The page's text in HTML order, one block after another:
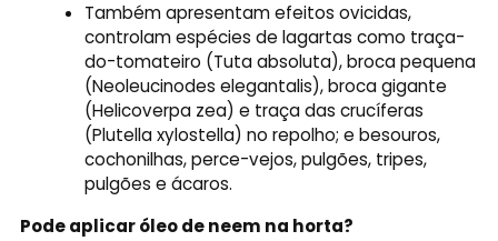
Também apresentam efeitos ovicidas,
controlam espécies de lagartas como traça-
do-tomateiro (Tuta absoluta), broca pequena
(Neoleucinodes elegantalis), broca gigante
(Helicoverpa zea) e traça das crucíferas
(Plutella xylostella) no repolho; e besouros,
cochonilhas, perce-vejos, pulgões, tripes,
pulgões e ácaros.
Pode aplicar óleo de neem na horta?